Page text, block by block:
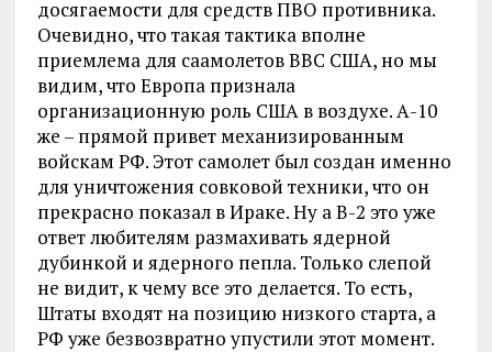
досягаемости для средств ПВО противника.
Очевидно, что такая тактика вполне
приемлема для саамолетов ВВС США, но мы
видим, что Европа признала
организационную роль США в воздухе. А-10
же – прямой привет механизированным
войскам РФ. Этот самолет был создан именно
для уничтожения совковой техники, что он
прекрасно показал в Ираке. Ну а В-2 это уже
ответ любителям размахивать ядерной
дубинкой и ядерного пепла. Только слепой
не видит, к чему все это делается. То есть,
Штаты входят на позицию низкого старта, а
РФ уже безвозвратно упустили этот момент.